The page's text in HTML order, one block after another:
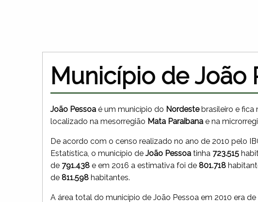
Município de João
João Pessoa é um município do Nordestebrasileiro e fica
localizado na mesorregião Mata Paraibana e na
De acordo com o censo realizado no ano de 2010 pelo
Estatística, o município de João Pessoa tinha 723.515
de 791.438 e em 2016 a estimativa foi de 801.718
de 811.598 habitantes.
A área total do município de João Pessoa em 2010 era de